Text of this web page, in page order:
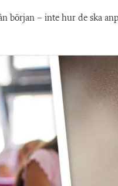
början – inte hur de ska